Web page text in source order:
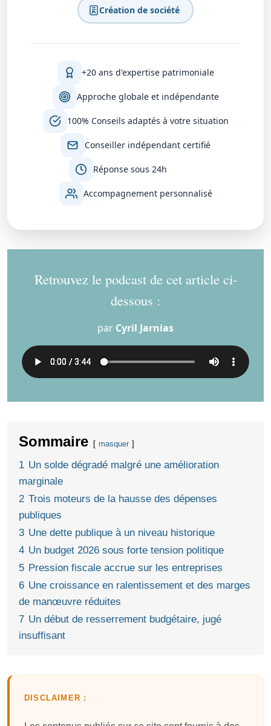
Création de société
+20 ans d'expertise patrimoniale
Approche globale et indépendante
100% Conseils adaptés à votre situation
Conseiller indépendant certifié
Réponse sous 24h
Accompagnement personnalisé
Retrouvez le podcast de cet article ci-
dessous :
par Cyril Jarnias
Sommaire masquer
1 Un solde dégradé malgré une amélioration
marginale
2 Trois moteurs de la hausse des dépenses
publiques
3 Une dette publique à un niveau historique
4 Un budget 2026 sous forte tension politique
5 Pression fiscale accrue sur les entreprises
6 Une croissance en ralentissement et des marges
de manœuvre réduites
7 Un début de resserrement budgétaire, jugé
insuffisant
DISCLAIMER :